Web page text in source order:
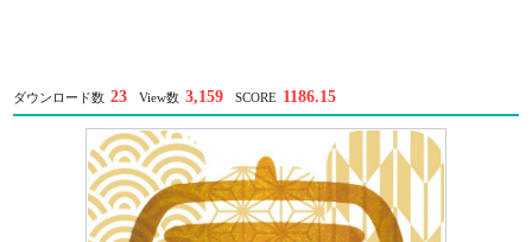
ダウンロード数 23 View数 3,159 SCORE 1186.15